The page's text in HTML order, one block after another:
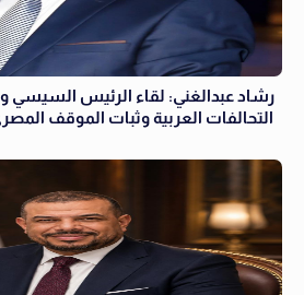
رشاد عبدالغني: لقاء الرئيس السيسي
التحالفات العربية وثبات الموقف